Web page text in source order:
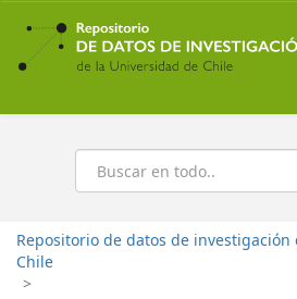
Ir
contenido
principal
Buscar
Repositorio de datos de
Chile
>